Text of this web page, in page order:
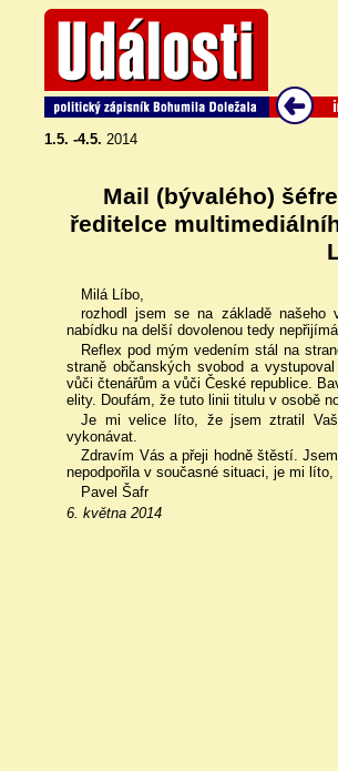
1.5. -4.5. 2014
Mail (bývalého)
ředitelce
Milá Líbo,
rozhodl jsem se na základě našeho
nabídku na delší dovolenou tedy
Reflex pod mým vedením stál na
straně občanských svobod a
vůči čtenářům a vůči České republice.
elity. Doufám, že tuto linii titulu v osobě
Je mi velice líto, že jsem ztratil
vykonávat.
Zdravím Vás a přeji hodně štěstí.
nepodpořila v současné situaci, je mi
Pavel Šafr
6. května 2014